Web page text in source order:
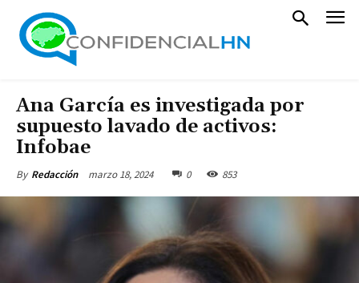
Ana García es investigada por
supuesto lavado de activos:
Infobae
By Redacción marzo 18, 2024 0 853